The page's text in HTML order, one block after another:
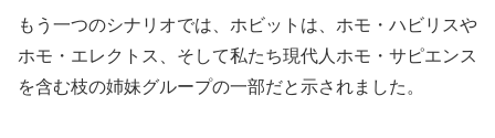
もう一つのシナリオでは、ホビットは、ホモ・ハビリスや
ホモ・エレクトス、そして私たち現代人ホモ・サピエンス
を含む枝の姉妹グループの一部だと示されました。